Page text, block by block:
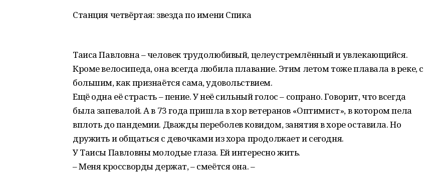
Станция четвёртая: звезда по имени Спика
Таиса Павловна – человек трудолюбивый, целеустремлённый и увлекающийся.
Кроме велосипеда, она всегда любила плавание. Этим летом тоже плавала в реке, с
большим, как признаётся сама, удовольствием.
Ещё одна её страсть – пение. У неё сильный голос – сопрано. Говорит, что всегда
была запевалой. А в 73 года пришла в хор ветеранов «Оптимист», в котором пела
вплоть до пандемии. Дважды переболев ковидом, занятия в хоре оставила. Но
дружить и общаться с девочками из хора продолжает и сегодня.
У Таисы Павловны молодые глаза. Ей интересно жить.
– Меня кроссворды держат, – смеётся она. –